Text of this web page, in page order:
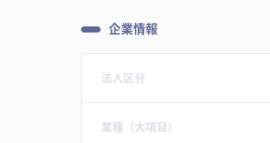
企業情報
法人区分
業種（大項目）